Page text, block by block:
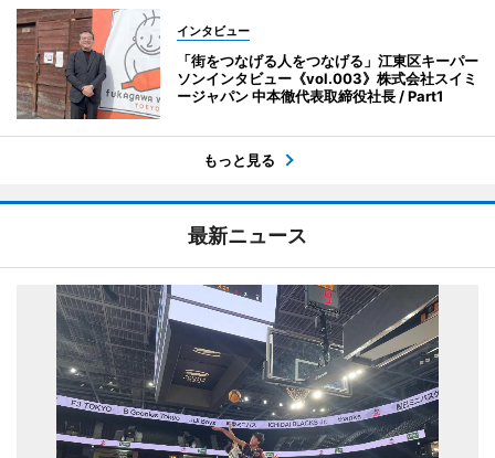
インタビュー
「街をつなげる人をつなげる」江東区キーパー
ソンインタビュー《vol.003》株式会社スイミ
ージャパン 中本徹代表取締役社長 / Part1
もっと見る
最新ニュース